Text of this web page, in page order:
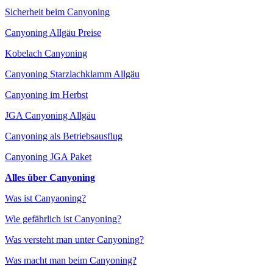
Sicherheit beim Canyoning
Canyoning Allgäu Preise
Kobelach Canyoning
Canyoning Starzlachklamm Allgäu
Canyoning im Herbst
JGA Canyoning Allgäu
Canyoning als Betriebsausflug
Canyoning JGA Paket
Alles über Canyoning
Was ist Canyaoning?
Wie gefährlich ist Canyoning?
Was versteht man unter Canyoning?
Was macht man beim Canyoning?